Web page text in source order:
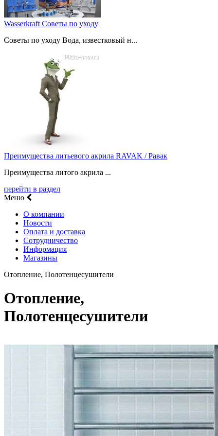
Wasserkraft Советы по уходу
Советы по уходу Вода, известковый н...
Преимущества литьевого акрила RAVAK / Равак
Преимущества литого акрила ...
перейти в раздел
Меню
О компании
Новости
Оплата и доставка
Сотрудничество
Информация
Магазины
Отопление, Полотенцесушители
Отопление,
Полотенцесушители